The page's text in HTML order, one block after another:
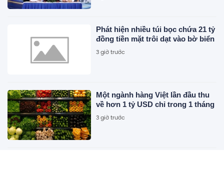
Phát hiện nhiều túi bọc chứa 21 tỷ
đồng tiền mặt trôi dạt vào bờ biển
3 giờ trước
Một ngành hàng Việt lần đầu thu
về hơn 1 tỷ USD chỉ trong 1 tháng
3 giờ trước